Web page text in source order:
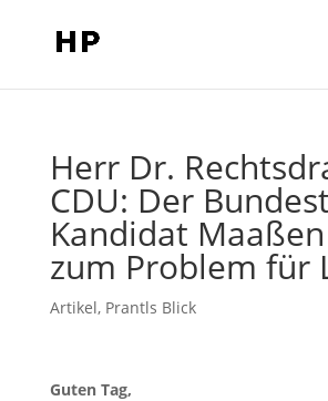
Herr Dr.
CDU: Der
Kandidat
zum Problem für
Artikel, Prantls Blick
Guten Tag,